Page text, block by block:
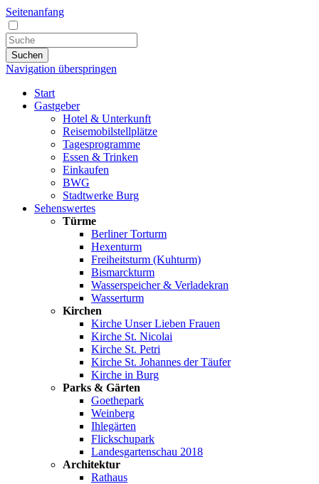
Seitenanfang
Suchen
Navigation überspringen
Start
Gastgeber
Hotel & Unterkunft
Reisemobilstellplätze
Tagesprogramme
Essen & Trinken
Einkaufen
BWG
Stadtwerke Burg
Sehenswertes
Türme
Berliner Torturm
Hexenturm
Freiheitsturm (Kuhturm)
Bismarckturm
Wasserspeicher & Verladekran
Wasserturm
Kirchen
Kirche Unser Lieben Frauen
Kirche St. Nicolai
Kirche St. Petri
Kirche St. Johannes der Täufer
Kirche in Burg
Parks & Gärten
Goethepark
Weinberg
Ihlegärten
Flickschupark
Landesgartenschau 2018
Architektur
Rathaus